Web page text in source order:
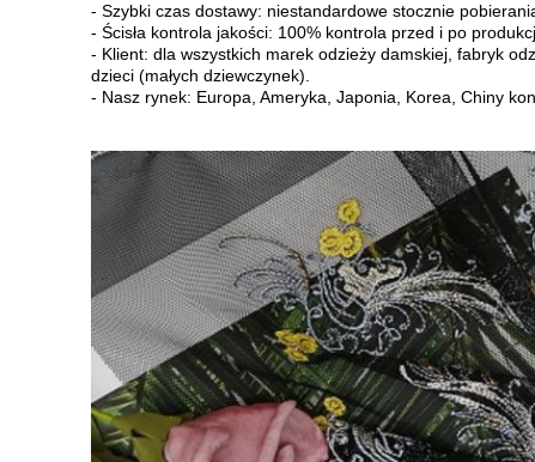
- Szybki czas dostawy: niestandardowe stocznie
- Ścisła kontrola jakości: 100% kontrola przed i po
- Klient: dla wszystkich marek odzieży damskiej, fabryk
dzieci (małych dziewczynek).
- Nasz rynek: Europa, Ameryka, Japonia, Korea, Chiny